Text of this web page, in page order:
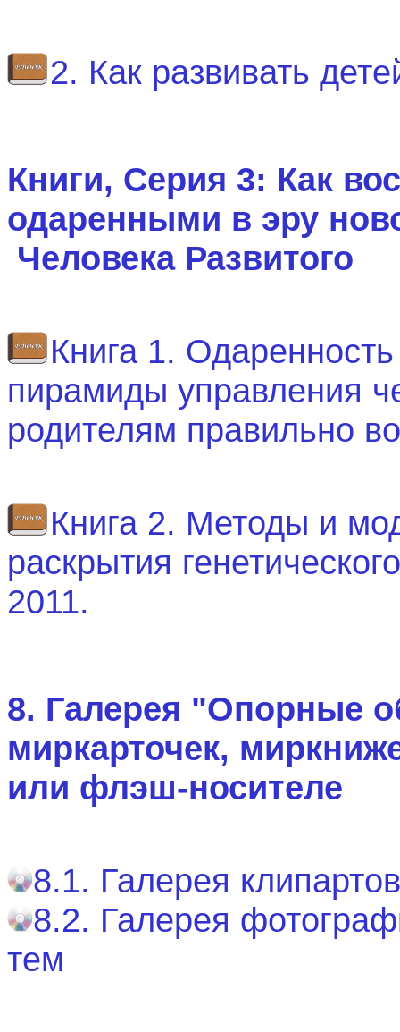
2. Как развивать
Книги, Серия 3: Как
одаренными в эру
Человека Развитого
Книга 1.
пирамиды управления
родителям правильно
Книга 2. Методы и
раскрытия
2011.
8. Галерея "Опорные
миркарточек,
или флэш-носителе
8.1. Галерея
8.2. Галерея
тем